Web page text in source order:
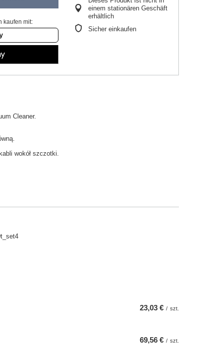
kaufen mit:
einem stationären Geschäft
erhältlich
Sicher einkaufen
Cleaner.
.
wokół szczotki.
23,03 € / szt.
69,56 € / szt.